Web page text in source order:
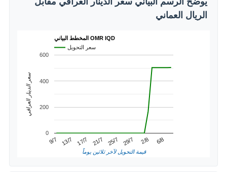
الريال العماني
المخطط البياني OMR IQD
سعر التحويل
9/7 13/7 17/7 21/7 25/7 29/7 2/8 6/8
0
200
400
600
قيمة التحويل لآخر ثلاثين يوماً
سعر الدينار العراقي